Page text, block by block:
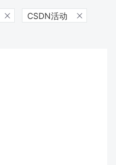
 CSDN活动 